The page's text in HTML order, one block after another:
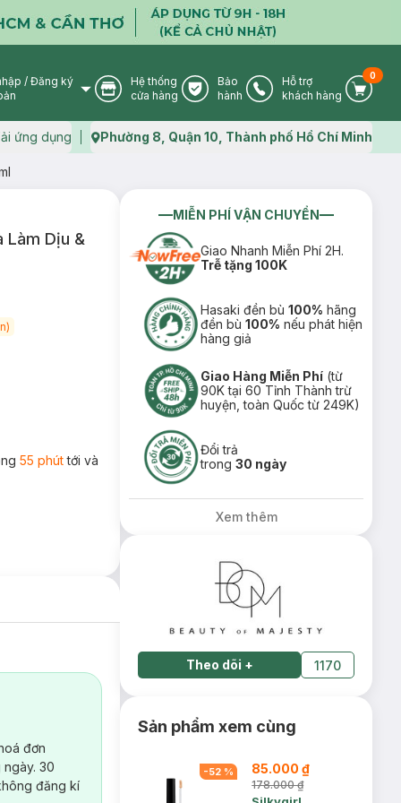
User Icon
/ Đăng ký
Store Icon
Hệ thống
cửa hàng
Warranty Icon
Bảo
hành
Phone Icon
Hỗ trợ
khách hàng
Cart
0
ứng dụng Map icon
Phường 8, Quận 10, Thành phố Hồ Chí Minh
Làm Dịu &
55 phúttới và
đơn
30
đăng kí
MIỄN PHÍ VẬN CHUYỂN
Giao Nhanh Miễn Phí 2H.
Trễ tặng 100K
Hasaki đền bù100% hãng
đền bù100% nếu phát hiện
hàng giả
Giao Hàng Miễn Phí (từ
90K tại 60 Tỉnh Thành trừ
huyện, toàn Quốc từ 249K)
Đổi trả
trong30 ngày
Xem thêm
Theo dõi + 1170
Sản phẩm xem cùng
-52 % 85.000 ₫
178.000 ₫